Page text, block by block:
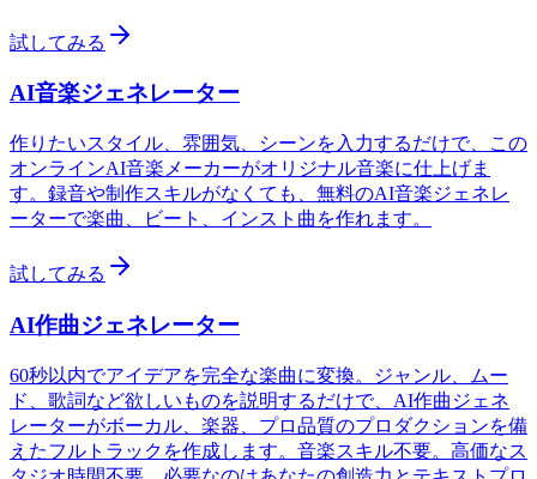
試してみる
AI音楽ジェネレーター
作りたいスタイル、雰囲気、シーンを入力するだけで、この
オンラインAI音楽メーカーがオリジナル音楽に仕上げま
す。録音や制作スキルがなくても、無料のAI音楽ジェネレ
ーターで楽曲、ビート、インスト曲を作れます。
試してみる
AI作曲ジェネレーター
60秒以内でアイデアを完全な楽曲に変換。ジャンル、ムー
ド、歌詞など欲しいものを説明するだけで、AI作曲ジェネ
レーターがボーカル、楽器、プロ品質のプロダクションを備
えたフルトラックを作成します。音楽スキル不要。高価なス